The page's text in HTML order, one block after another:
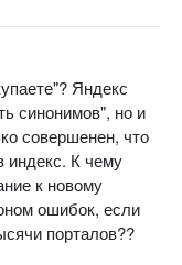
Яндекс
синонимов", но и
совершенен, что
индекс. К чему
к новому
ошибок, если
порталов??